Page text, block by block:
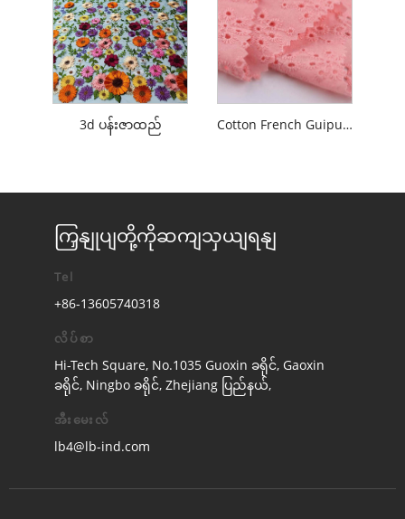
3d ပန်းဇာထည် Cotton French Guipure ပန်းထိုးဇာ
ကြှနျုပျတို့ကိုဆကျသှယျရနျ
Tel
+86-13605740318
လိပ်စာ
Hi-Tech Square, No.1035 Guoxin ခရိုင်, Gaoxin
ခရိုင်, Ningbo ခရိုင်, Zhejiang ပြည်နယ်,
အီးမေးလ်
lb4@lb-ind.com